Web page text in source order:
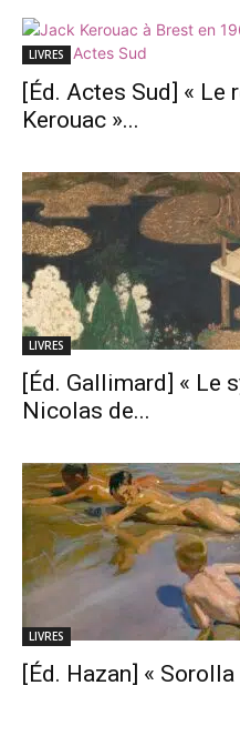
LIVRES
[Éd. Actes Sud] « Le
Kerouac »...
LIVRES
[Éd. Gallimard] « Le
Nicolas de...
LIVRES
[Éd. Hazan] «